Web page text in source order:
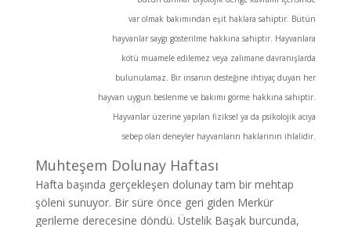
var olmak bakımından eşit haklara sahiptir. Bütün
hayvanlar saygı gösterilme hakkına sahiptir. Hayvanlara
kötü muamele edilemez veya zalimane davranışlarda
bulunulamaz. Bir insanın desteğine ihtiyaç duyan her
hayvan uygun beslenme ve bakımı görme hakkına sahiptir.
Hayvanlar üzerine yapılan fiziksel ya da psikolojik acıya
sebep olan deneyler hayvanların haklarının ihlalidir.
Muhteşem Dolunay Haftası
Hafta başında gerçekleşen dolunay tam bir mehtap
şöleni sunuyor. Bir süre önce geri giden Merkür
gerileme derecesine döndü. Üstelik Başak burcunda,